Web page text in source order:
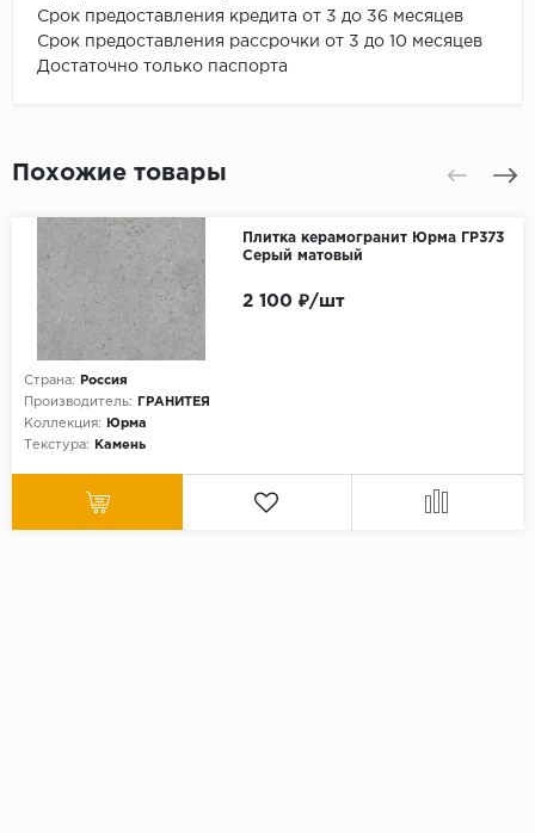
Срок предоставления кредита от 3 до 36 месяцев
Срок предоставления рассрочки от 3 до 10 месяцев
Достаточно только паспорта
Похожие товары
Плитка керамогранит Юрма ГР373
Серый матовый
Страна:
Россия
Производитель:
ГРАНИТЕЯ
Коллекция:
Юрма
Текстура:
Камень
2 100 ₽/шт